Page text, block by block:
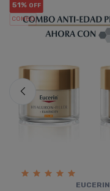
51% OFF
COMBO
EUCERIN